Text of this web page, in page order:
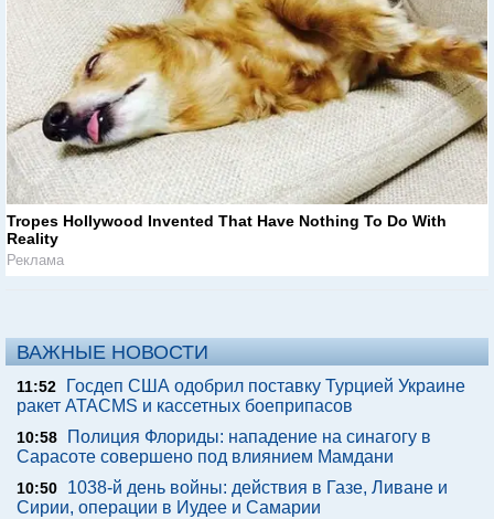
Tropes Hollywood Invented That Have Nothing To Do With
Reality
Реклама
ВАЖНЫЕ НОВОСТИ
11:52
Госдеп США одобрил поставку Турцией Украине
ракет ATACMS и кассетных боеприпасов
10:58
Полиция Флориды: нападение на синагогу в
Сарасоте совершено под влиянием Мамдани
10:50
1038-й день войны: действия в Газе, Ливане и
Сирии, операции в Иудее и Самарии